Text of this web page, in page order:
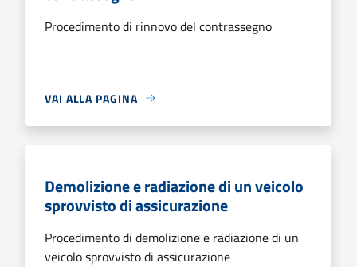
Procedimento di rinnovo del contrassegno
VAI ALLA PAGINA
Demolizione e radiazione di un veicolo
sprovvisto di assicurazione
Procedimento di demolizione e radiazione di un
veicolo sprovvisto di assicurazione